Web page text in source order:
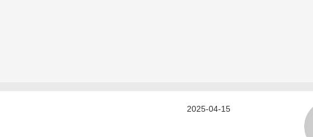
2025-04-15